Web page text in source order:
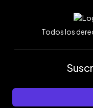
Todos los